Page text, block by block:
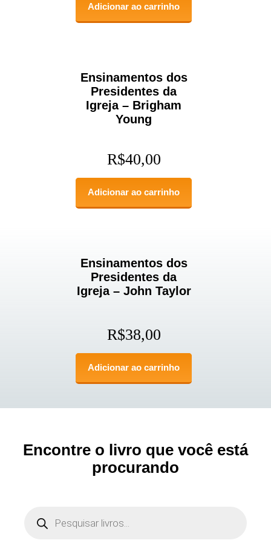
Adicionar ao carrinho
Ensinamentos dos
Presidentes da
Igreja – Brigham
Young
R$40,00
Adicionar ao carrinho
Ensinamentos dos
Presidentes da
Igreja – John Taylor
R$38,00
Adicionar ao carrinho
Encontre o livro que você está
procurando